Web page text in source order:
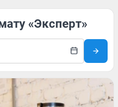
«Эксперт»